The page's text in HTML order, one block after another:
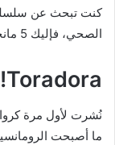
كنت تبحث عن
الصحي، فإليك 5 مانجا قد تملأ الفراغ!
Toradora!
ما أصبحت